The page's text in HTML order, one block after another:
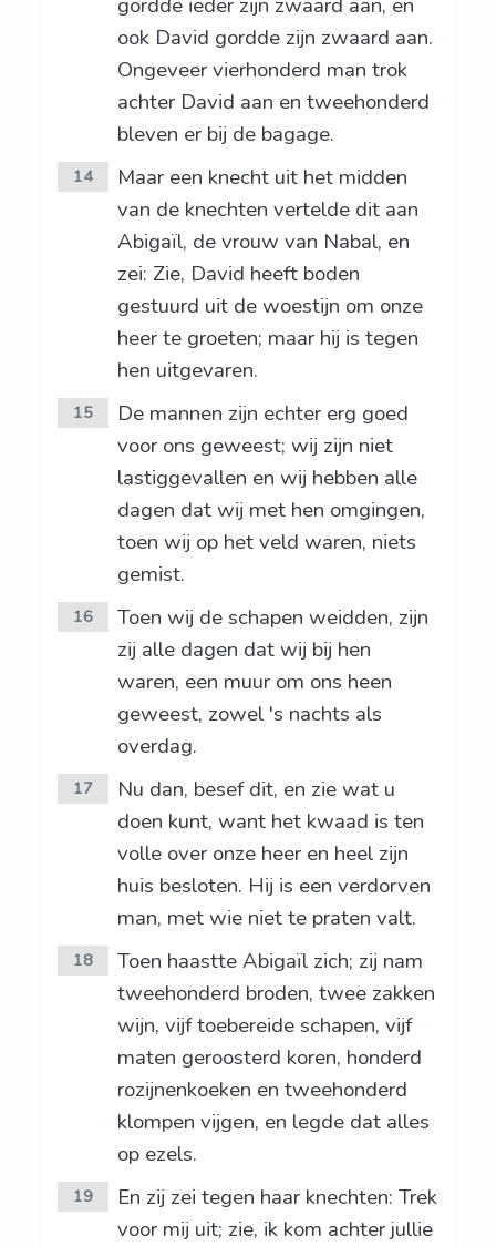
gordde ieder zijn zwaard aan, en
ook David gordde zijn zwaard aan.
Ongeveer vierhonderd man trok
achter David aan en tweehonderd
bleven er bij de bagage.
14
Maar een knecht uit het midden
van de knechten vertelde dit aan
Abigaïl, de vrouw van Nabal, en
zei: Zie, David heeft boden
gestuurd uit de woestijn om onze
heer te groeten; maar hij is tegen
hen uitgevaren.
15
De mannen zijn echter erg goed
voor ons geweest; wij zijn niet
lastiggevallen en wij hebben alle
dagen dat wij met hen omgingen,
toen wij op het veld waren, niets
gemist.
16
Toen wij de schapen weidden, zijn
zij alle dagen dat wij bij hen
waren, een muur om ons heen
geweest, zowel 's nachts als
overdag.
17
Nu dan, besef dit, en zie wat u
doen kunt, want het kwaad is ten
volle over onze heer en heel zijn
huis besloten. Hij is een verdorven
man, met wie niet te praten valt.
18
Toen haastte Abigaïl zich; zij nam
tweehonderd broden, twee zakken
wijn, vijf toebereide schapen, vijf
maten geroosterd koren, honderd
rozijnenkoeken en tweehonderd
klompen vijgen, en legde dat alles
op ezels.
19
En zij zei tegen haar knechten: Trek
voor mij uit; zie, ik kom achter jullie